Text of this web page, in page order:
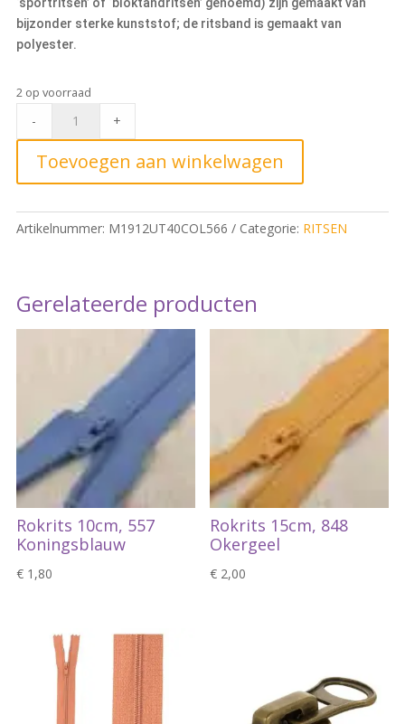
bijzonder sterke kunststof; de ritsband is gemaakt van
polyester.
2 op voorraad
40cm,
1
quantity
- +
Toevoegen aan winkelwagen
Artikelnummer: M1912UT40COL566 Categorie: RITSEN
Gerelateerde producten
Rokrits 10cm, 557
Koningsblauw
€1,80
Rokrits 15cm, 848
Okergeel
€ 2,00